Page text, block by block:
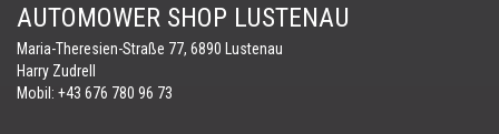
AUTOMOWER SHOP LUSTENAU
Maria-Theresien-Straße 77, 6890 Lustenau
Harry Zudrell
Mobil: +43 676 780 96 73